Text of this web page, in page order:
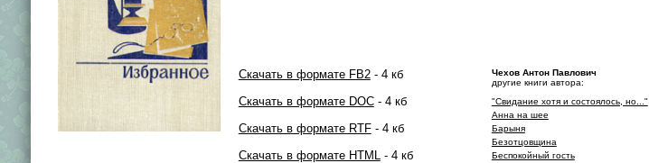
Скачать в формате FB2- 4 кб
Скачать в формате DOC- 4 кб
Скачать в формате RTF- 4 кб
Скачать в формате HTML- 4 кб
Чехов Антон Павлович
другие книги автора:
"Свидание хотя и состоялось, но..."
Анна на шее
Барыня
Безотцовщина
Беспокойный гость